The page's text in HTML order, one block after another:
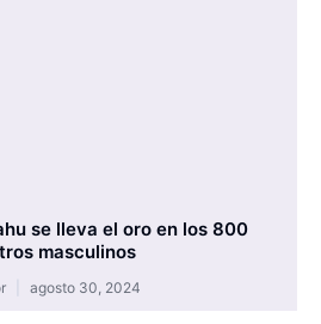
se lleva el oro en los 800
masculinos
agosto 30, 2024